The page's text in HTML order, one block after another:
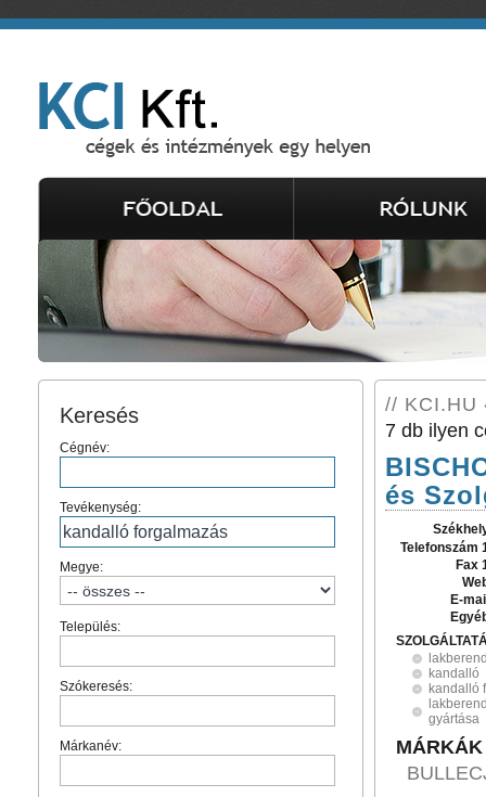
Keresés
Cégnév:
Tevékenység:
Megye:
Település:
Szókeresés:
Márkanév:
// KCI.HU
7 db ilyen
és
Telefonszám
Fax
E-
kandalló
kandalló
gyártása
MÁRKÁK